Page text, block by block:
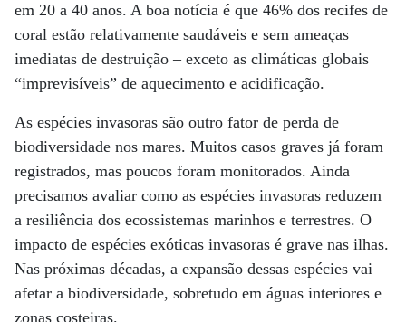
em 20 a 40 anos. A boa notícia é que 46% dos recifes de
coral estão relativamente saudáveis e sem ameaças
imediatas de destruição – exceto as climáticas globais
“imprevisíveis” de aquecimento e acidificação.
As espécies invasoras são outro fator de perda de
biodiversidade nos mares. Muitos casos graves já foram
registrados, mas poucos foram monitorados. Ainda
precisamos avaliar como as espécies invasoras reduzem
a resiliência dos ecossistemas marinhos e terrestres. O
impacto de espécies exóticas invasoras é grave nas ilhas.
Nas próximas décadas, a expansão dessas espécies vai
afetar a biodiversidade, sobretudo em águas interiores e
zonas costeiras.